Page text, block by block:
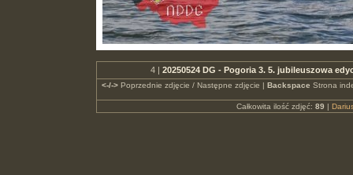
4 | 20250524 DG - Pogoria 3. 5. jubileuszowa
<-/->Poprzednie zdjęcie / Następne zdjęcie | Backspace Strona
Całkowita ilość zdjęć: 89 |